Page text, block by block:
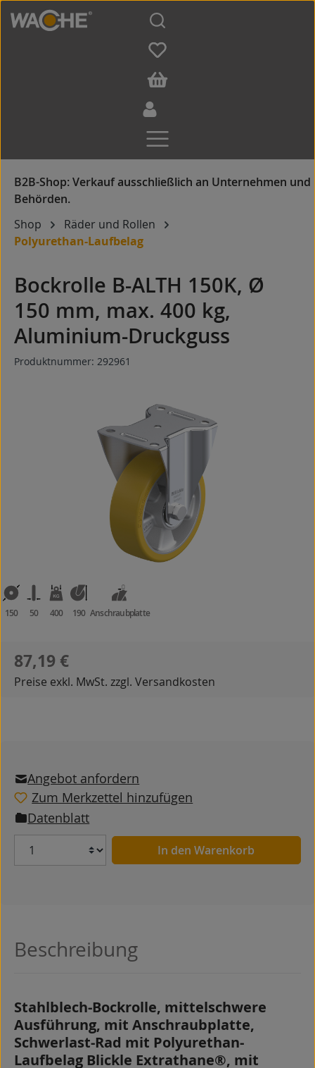
Zum Hauptinhalt springen
Shop
Räder und Rollen
Polyurethan-Laufbelag
Bockrolle B-ALTH 150K, Ø
150 mm, max. 400 kg,
Aluminium-Druckguss
Produktnummer: 292961
150 50 400 190 Anschraubplatte
Regulärer Preis:
87,19 €
Preise exkl. MwSt. zzgl. Versandkosten
Angebot anfordern
Zum Merkzettel hinzufügen
Datenblatt
Anzahl In den Warenkorb
Beschreibung
Stahlblech-Bockrolle, mittelschwere
Ausführung, mit Anschraubplatte,
Schwerlast-Rad mit Polyurethan-
Laufbelag Blickle Extrathane®, mit